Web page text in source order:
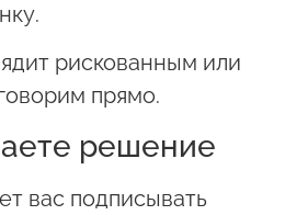
рискованным или
прямо.
решение
вас подписывать